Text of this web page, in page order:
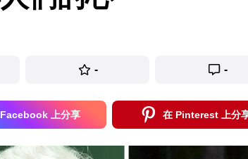
- -
上分享 在 Pinterest 上分